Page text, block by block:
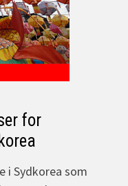
for
i Sydkorea som